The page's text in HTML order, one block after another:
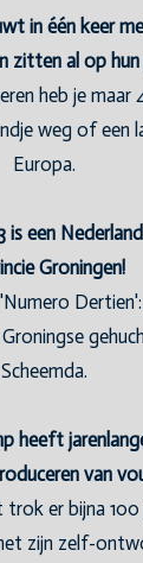
in één keer
zitten al op hun
heb je maar
weg of een
Europa.
is een
Groningen!
Scheemda.
heeft
van
er bijna
zijn zelf-